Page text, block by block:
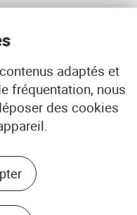
BREST
adaptés et
fréquentation, nous
des cookies